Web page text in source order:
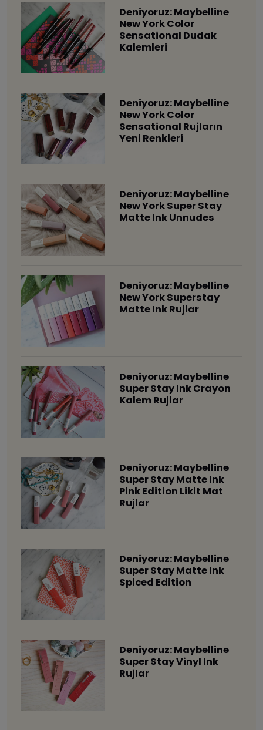
Deniyoruz: Maybelline
New York Color
Sensational Dudak
Kalemleri
Deniyoruz: Maybelline
New York Color
Sensational Rujların
Yeni Renkleri
Deniyoruz: Maybelline
New York Super Stay
Matte Ink Unnudes
Deniyoruz: Maybelline
New York Superstay
Matte Ink Rujlar
Deniyoruz: Maybelline
Super Stay Ink Crayon
Kalem Rujlar
Deniyoruz: Maybelline
Super Stay Matte Ink
Pink Edition Likit Mat
Rujlar
Deniyoruz: Maybelline
Super Stay Matte Ink
Spiced Edition
Deniyoruz: Maybelline
Super Stay Vinyl Ink
Rujlar